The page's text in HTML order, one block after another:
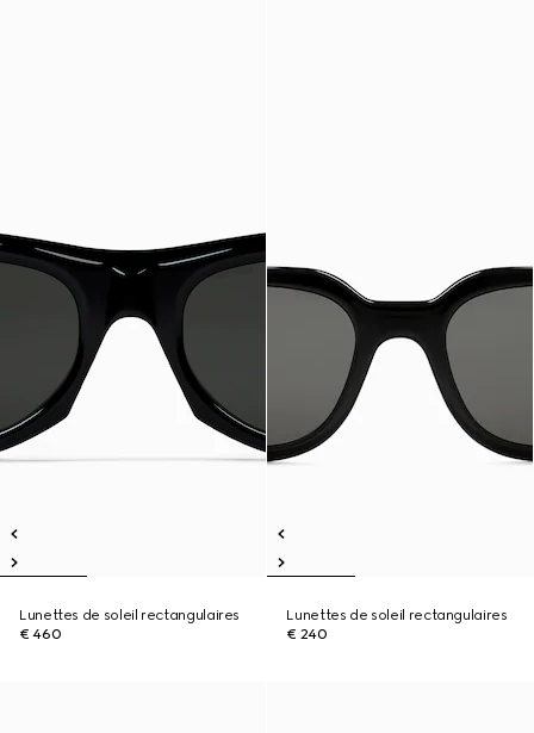
Lunettes de soleil rectangulaires
€ 460
Lunettes de soleil rectangulaires
€ 240